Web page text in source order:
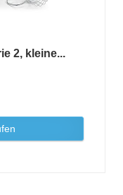
2, kleine...